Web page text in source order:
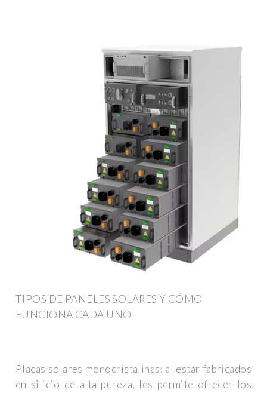
TIPOS DE PANELES SOLARES Y CÓMO
FUNCIONA CADA UNO
Placas solares monocristalinas: al estar fabricados
en silicio de alta pureza, les permite ofrecer los